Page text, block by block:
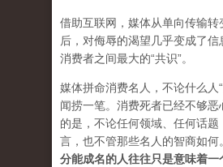
借助互联网，媒体从单向传输转
后，对侮辱的渴望几乎变成了信
消费者之间最大的“共识”。
媒体拼命消费名人，不论什么人
闻捞一笔。消费死者已经不够恶
的是，不论任何领域、任何话题
言，也不管那些名人的智商如何。
分能成名的人往往只是意味着一